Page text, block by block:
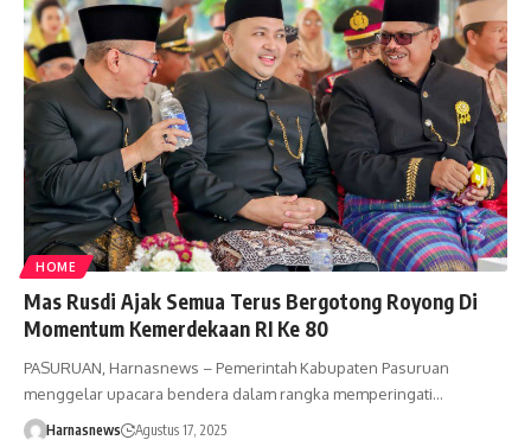
HOME
Mas Rusdi Ajak Semua Terus Bergotong Royong Di
Momentum Kemerdekaan RI Ke 80
PASURUAN, Harnasnews – Pemerintah Kabupaten Pasuruan
menggelar upacara bendera dalam rangka memperingati…
Harnasnews Agustus 17, 2025